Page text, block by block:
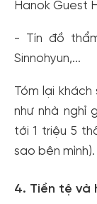
Hanok Guest
- Tín đồ
Sinnohyun,...
Tóm lại
như nhà nghỉ
tới 1 triệu 5
sao bên mình).
4. Tiền tệ và